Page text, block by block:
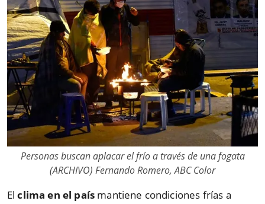
Personas buscan aplacar el frío a través de una fogata
(ARCHIVO) Fernando Romero, ABC Color
Elclima en el país mantiene condiciones frías a